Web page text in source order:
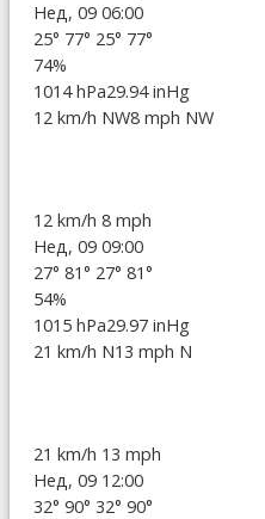
Нед, 09 06:00
25° 77° 25° 77°
74%
1014 hPa29.94 inHg
12 km/h NW8 mph NW
12 km/h 8 mph
Нед, 09 09:00
27° 81° 27° 81°
54%
1015 hPa29.97 inHg
21 km/h N13 mph N
21 km/h 13 mph
Нед, 09 12:00
32° 90° 32° 90°